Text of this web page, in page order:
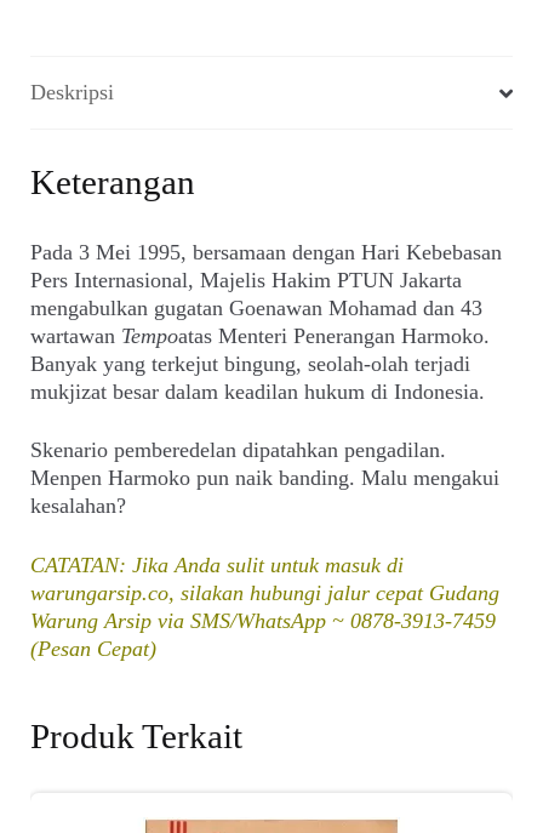
Juni
Deskripsi
Keterangan
Pada 3 Mei 1995, bersamaan dengan Hari Kebebasan
Pers Internasional, Majelis Hakim PTUN Jakarta
mengabulkan gugatan Goenawan Mohamad dan 43
wartawan Tempoatas Menteri Penerangan Harmoko.
Banyak yang terkejut bingung, seolah-olah terjadi
mukjizat besar dalam keadilan hukum di Indonesia.
Skenario pemberedelan dipatahkan pengadilan.
Menpen Harmoko pun naik banding. Malu mengakui
kesalahan?
CATATAN: Jika Anda sulit untuk masuk di
warungarsip.co, silakan hubungi jalur cepat Gudang
Warung Arsip via SMS/WhatsApp ~ 0878-3913-7459
(Pesan Cepat)
Produk Terkait